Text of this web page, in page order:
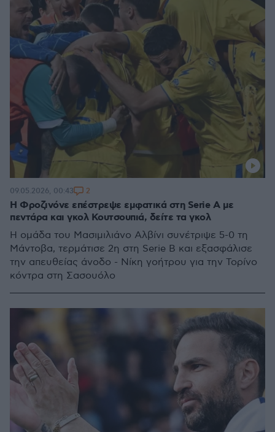
Η Φροζινόνε επέστρεψε εμφατικά στη Serie A με
πεντάρα και γκολ Κουτσουπιά, δείτε τα γκολ
Η ομάδα του Μασιμιλιάνο Αλβίνι συνέτριψε 5-0 τη
Μάντοβα, τερμάτισε 2η στη Serie B και εξασφάλισε
την απευθείας άνοδο - Νίκη γοήτρου για την Τορίνο
κόντρα στη Σασουόλο
09.05.2026, 00:43 2